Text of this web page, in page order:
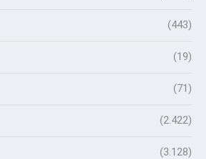
(443)
(19)
(71)
(2.422)
(3.128)